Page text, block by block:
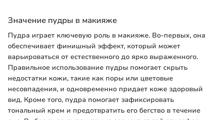
Значение пудры в макияже
Пудра играет ключевую роль в макияже. Во-первых, она
обеспечивает финишный эффект, который может
варьироваться от естественного до ярко выраженного.
Правильное использование пудры помогает скрыть
недостатки кожи, такие как поры или цветовые
несовпадения, и одновременно придает коже здоровый
вид. Кроме того, пудра помогает зафиксировать
тональный крем и предотвратить его бегство в течение